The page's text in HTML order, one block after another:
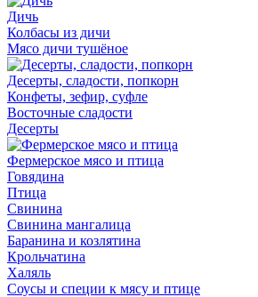
Дичь
Колбасы из дичи
Мясо дичи тушёное
Десерты, сладости, попкорн
Конфеты, зефир, суфле
Восточные сладости
Десерты
Фермерское мясо и птица
Говядина
Птица
Свинина
Свинина мангалица
Баранина и козлятина
Крольчатина
Халяль
Соусы и специи к мясу и птице